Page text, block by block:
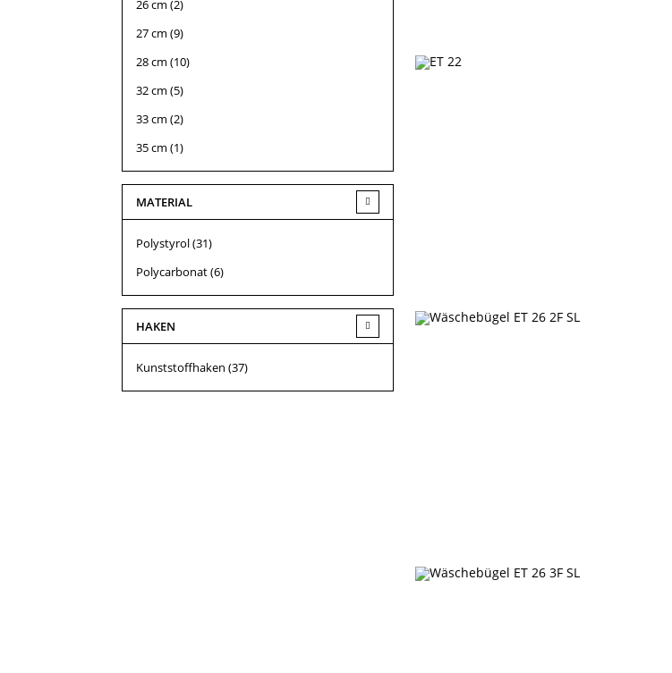
26 cm (2)
27 cm (9)
28 cm (10)
32 cm (5)
33 cm (2)
35 cm (1)
MATERIAL
Polystyrol(31)
Polycarbonat(6)
HAKEN
Kunststoffhaken (37)